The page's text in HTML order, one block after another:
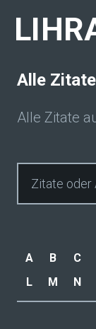
Alle Zitate
Alle Zitate
A B C
L
M N